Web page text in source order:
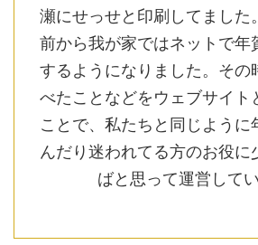
瀬にせっせと印刷してました
前から我が家ではネットで年
するようになりました。その
べたことなどをウェブサイト
ことで、私たちと同じように
んだり迷われてる方のお役に
ばと思って運営して